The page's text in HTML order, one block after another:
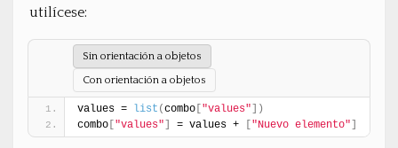
utilícese:
Sin orientación a objetos
Con orientación a objetos
values = list (combo "values"
)
combo "values" = values + "Nuevo elemento"